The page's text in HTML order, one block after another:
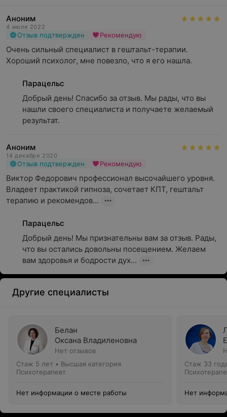
Аноним
4 июля 2022
Отзыв подтвержден Рекомендую
Очень сильный специалист в гештальт-терапии.
Хороший психолог, мне повезло, что я его нашла.
Парацельс
Добрый день! Спасибо за отзыв. Мы рады, что вы
нашли своего специалиста и получаете желаемый
результат.
Аноним
14 декабря 2020
Отзыв подтвержден Рекомендую
Виктор Федорович профессионал высочайшего уровня.
Владеет практикой гипноза, сочетает КПТ, гештальт
терапию и рекомендов...
Парацельс
Добрый день! Мы признательны вам за отзыв. Рады,
что вы остались довольны посещением. Желаем
вам здоровья и бодрости дух...
Другие специалисты
Белан
Оксана Владиленовна
Нет отзывов
Стаж 5 лет • Высшая категория
Психотерапевт
Нет информации о месте работы
Стаж 33
Нет